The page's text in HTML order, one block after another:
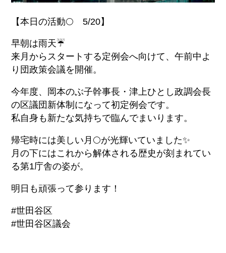
【本日の活動🌕 5/20】
早朝は雨天☔️
来月からスタートする定例会へ向けて、午前中よ
り団政策会議を開催。
今年度、岡本のぶ子幹事長・津上ひとし政調会長
の区議団新体制になって初定例会です。
私自身も新たな気持ちで臨んでまいります。
帰宅時には美しい月🌕が光輝いていました✨
月の下にはこれから解体される歴史が刻まれてい
る第1庁舎の姿が。
明日も頑張って参ります！
#世田谷区
#世田谷区議会